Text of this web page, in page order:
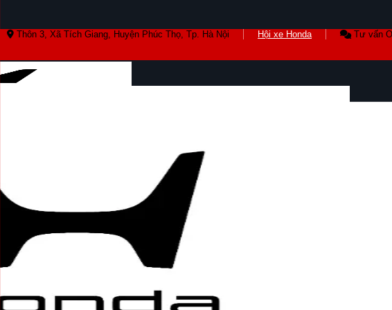
Thôn 3, Xã Tích Giang, Huyện Phúc Thọ, Tp. Hà Nội Hội xe Honda Tư vấn